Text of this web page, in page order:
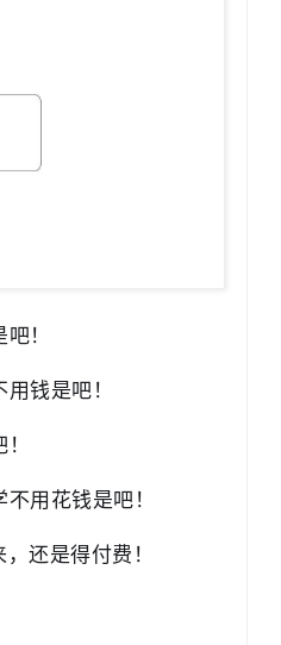
！
钱是吧！
用花钱是吧！
还是得付费！